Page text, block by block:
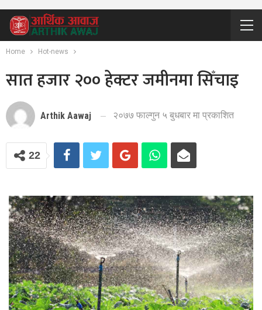
Home Hot-news
सात हजार २०० हेक्टर जमीनमा सिँचाइ
Arthik Aawaj २०७७ फाल्गुन ५ बुधबार मा प्रकाशित
22